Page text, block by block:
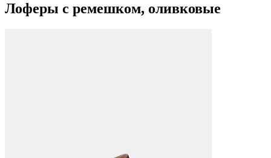
Лоферы с ремешком, оливковые